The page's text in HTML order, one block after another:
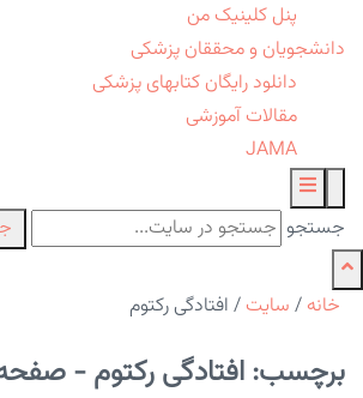
پنل کلینیک من
دانشجویان و محققان پزشکی
دانلود رایگان کتابهای پزشکی
مقالات آموزشی
JAMA
جستجو
خانه / سایت / افتادگی رکتوم
برچسب: افتادگی رکتوم - صفحه